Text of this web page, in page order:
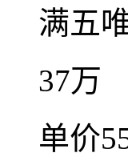
满五
37万
单价